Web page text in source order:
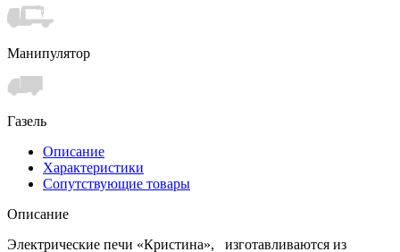
Манипулятор
Газель
Описание
Характеристики
Сопутствующие товары
Описание
Электрические печи «Кристина», изготавливаются из